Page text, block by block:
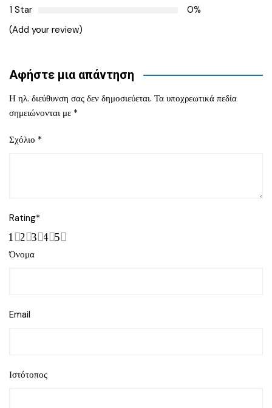
1 Star
0%
(Add your review)
Αφήστε μια απάντηση
Η ηλ. διεύθυνση σας δεν δημοσιεύεται. Τα υποχρεωτικά πεδία
σημειώνονται με *
Σχόλιο *
Rating*
5
4
3
2
1
Όνομα
Email
Ιστότοπος